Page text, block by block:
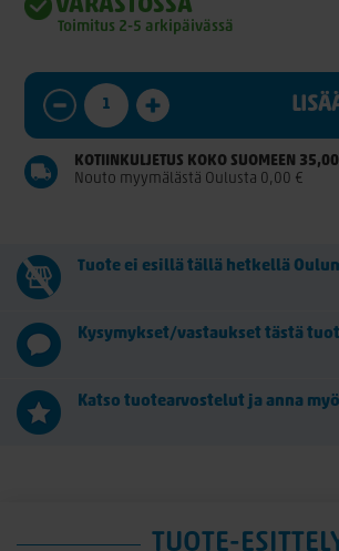
VARASTOSSA
Toimitus 2-5 arkipäivässä
KOTIINKULJETUS KOKO SUOMEEN
Nouto myymälästä Oulusta 0,00 €
Tuote ei esillä tällä hetkellä
Kysymykset/vastaukset tästä
Katso tuotearvostelut ja anna
TUOTE-